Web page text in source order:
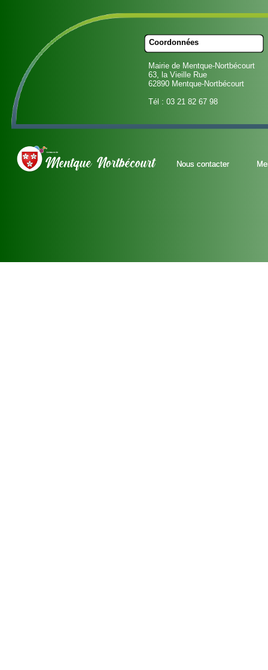
Coordonnées
Mairie de Mentque-Nortbécourt
63, la Vieille Rue
62890 Mentque-Nortbécourt
Tél : 03 21 82 67 98
Nous contacter